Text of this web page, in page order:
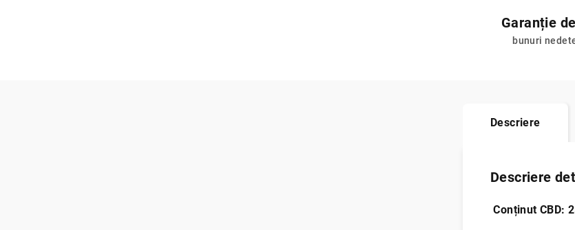
Garanție
bunuri
Descriere
Descriere
Conținut CBD: